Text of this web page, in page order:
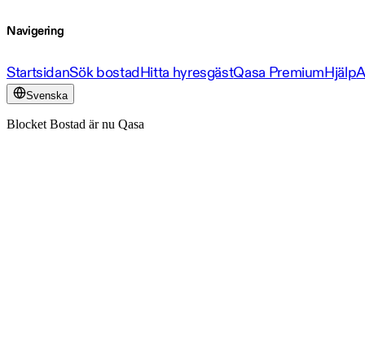
Navigering
StartsidanSök bostadHitta hyresgästQasa PremiumHjälp
Svenska
Blocket Bostad är nu Qasa